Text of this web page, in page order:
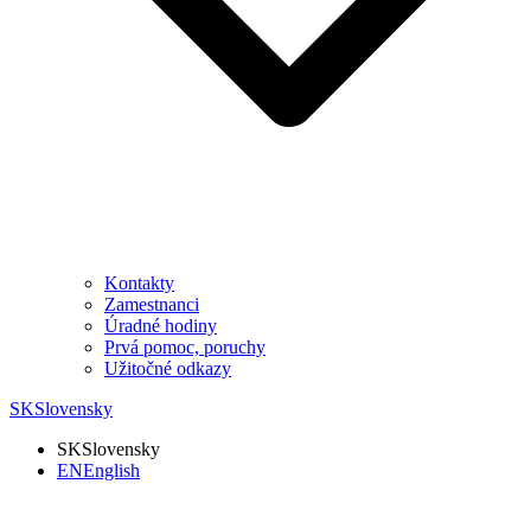
Kontakty
Zamestnanci
Úradné hodiny
Prvá pomoc, poruchy
Užitočné odkazy
SKSlovensky
SKSlovensky
ENEnglish